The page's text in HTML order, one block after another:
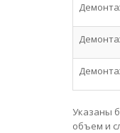
Указаны
объем и